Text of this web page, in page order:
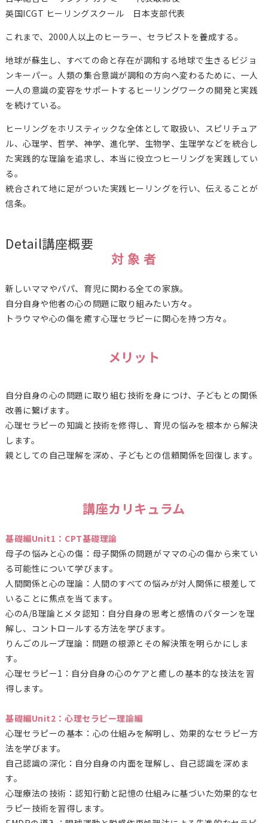
英国ICGT ヒーリングスクール 日本支部代表
これまで、2000人以上のヒーラー、セラピストを養成する。
地球が蘇生し、すべての命と存在が調和する地球で生きるビジョ
ンキーパー。人類の集合意識が調和の方向へ変わるために、一人
一人の意識の変容をサポートするヒーリングワークの開発と実践
を続けている。
ヒーリングをホリスティックな全体として取扱い、スピリチュア
ル、心理学、哲学、神学、進化学、生物学、生理学などを統合し
た実践的な理論を追求し、本当に役立つヒーリングを実践してい
る。
統合されて地に足がついた実践ヒーリングを行い、伝えることが
信条。
Detail講座概要
対 象 者
新しいママやパパ、育児に関わる全ての家族。
自分自身や他者の心の問題に取り組みたい方々。
トラウマや心の傷を癒す心理セラピーに関心を持つ方々。
メリット
自分自身の心の問題に取り組む技術を身につけ、子どもとの関係
改善に繋げます。
心理セラピーの知識と技術を修得し、育児の悩みを根本から解決
します。
親としての自己理解を深め、子どもとの信頼関係を回復します。
講座カリキュラム
基礎編Unit1：CPT基礎理論
母子の悩みと心の傷：母子関係の問題がママの心の傷から来てい
る可能性について学びます。
人間関係と心の理論：人間のすべての悩みが対人関係に根差して
いることに焦点を当てます。
心のA/B理論とメタ認知：自分自身の思考と感情のパターンを理
解し、コントロールする方法を学びます。
りんごのループ理論：問題の根源とその解決策を明らかにしま
す。
心理セラピー1：自分自身の心のケアと癒しの基本的な技法を習
得します。
基礎編Unit2：心理セラピー理論編
心理セラピーの基本：心の仕組みを解明し、効果的なセラピー方
法を学びます。
自己認識の深化：自分自身の内面を理解し、自己認識を深めま
す。
心理療法の技術：認知行動と記憶の仕組みに基づいた効果的なセ
ラピー技術を習得します。